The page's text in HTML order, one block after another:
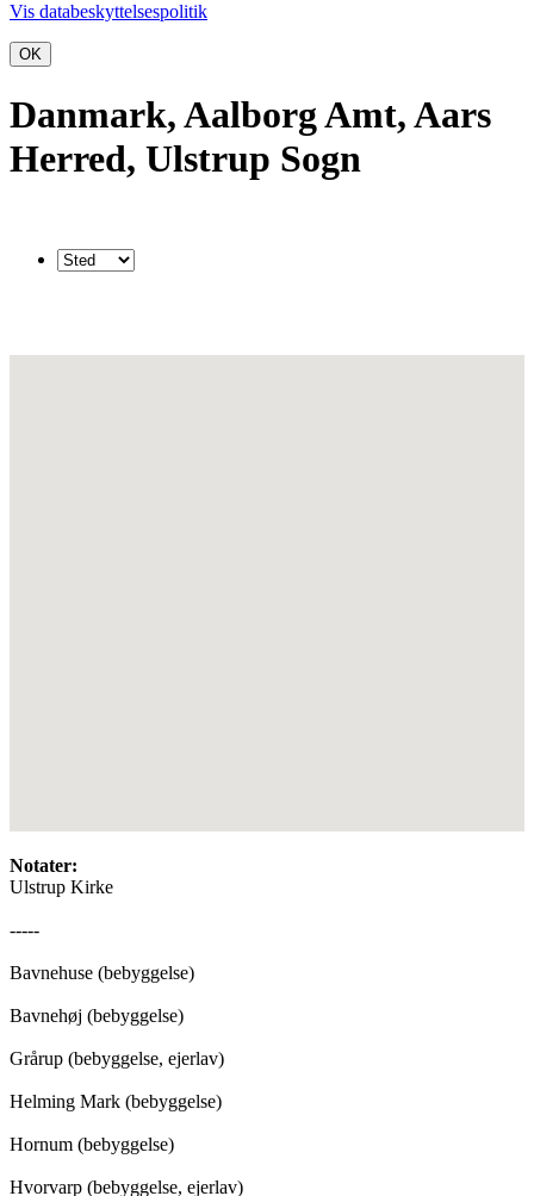
Vis databeskyttelsespolitik
OK
Danmark, Aalborg Amt, Aars
Herred, Ulstrup Sogn
Notater:
Ulstrup Kirke
-----
Bavnehuse (bebyggelse)
Bavnehøj (bebyggelse)
Grårup (bebyggelse, ejerlav)
Helming Mark (bebyggelse)
Hornum (bebyggelse)
Hvorvarp (bebyggelse, ejerlav)